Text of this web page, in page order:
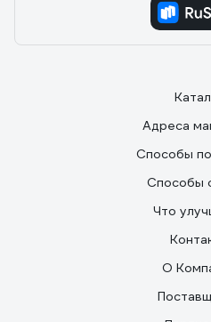
Адреса
Способы
Способы
Что
О